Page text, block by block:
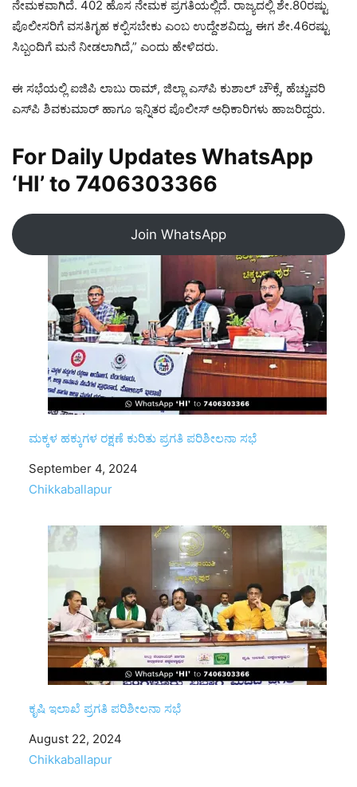
ನೇಮಕವಾಗಿದೆ. 402 ಹೊಸ ನೇಮಕ ಪ್ರಗತಿಯಲ್ಲಿದೆ. ರಾಜ್ಯದಲ್ಲಿ ಶೇ.80ರಷ್ಟು
ಪೊಲೀಸರಿಗೆ ವಸತಿಗೃಹ ಕಲ್ಪಿಸಬೇಕು ಎಂಬ ಉದ್ದೇಶವಿದ್ದು, ಈಗ ಶೇ.46ರಷ್ಟು
ಸಿಬ್ಬಂದಿಗೆ ಮನೆ ನೀಡಲಾಗಿದೆ,” ಎಂದು ಹೇಳಿದರು.
ಈ ಸಭೆಯಲ್ಲಿ ಐಜಿಪಿ ಲಾಬು ರಾಮ್, ಜಿಲ್ಲಾ ಎಸ್‌ಪಿ ಕುಶಾಲ್ ಚೌಕ್ಸೆ, ಹೆಚ್ಚುವರಿ
ಎಸ್‌ಪಿ ಶಿವಕುಮಾರ್ ಹಾಗೂ ಇನ್ನಿತರ ಪೊಲೀಸ್ ಅಧಿಕಾರಿಗಳು ಹಾಜರಿದ್ದರು.
For Daily Updates WhatsApp
‘HI’ to 7406303366
Join WhatsApp
ಮಕ್ಕಳ ಹಕ್ಕುಗಳ ರಕ್ಷಣೆ ಕುರಿತು ಪ್ರಗತಿ ಪರಿಶೀಲನಾ ಸಭೆ
Date
September 4, 2024
In relation to
Chikkaballapur
ಕೃಷಿ ಇಲಾಖೆ ಪ್ರಗತಿ ಪರಿಶೀಲನಾ ಸಭೆ
Date
August 22, 2024
In relation to
Chikkaballapur